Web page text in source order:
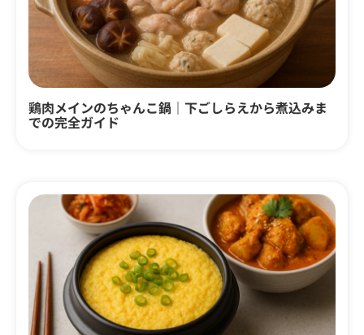
鶏肉メインのちゃんこ鍋｜下ごしらえから煮込みま
での完全ガイド